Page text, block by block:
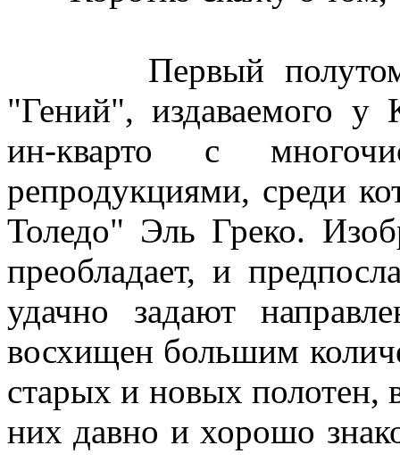
Первый полутом
"Гений", издаваемого у
ин-кварто с
репродукциями, среди
Толедо" Эль Греко.
преобладает, и
удачно задают
восхищен большим
старых и новых полотен,
них давно и хорошо